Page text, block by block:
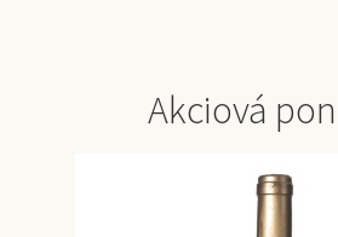
Akciová